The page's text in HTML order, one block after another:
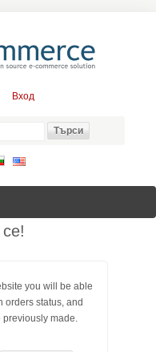
Вход
you will be able
orders status, and
previously made.